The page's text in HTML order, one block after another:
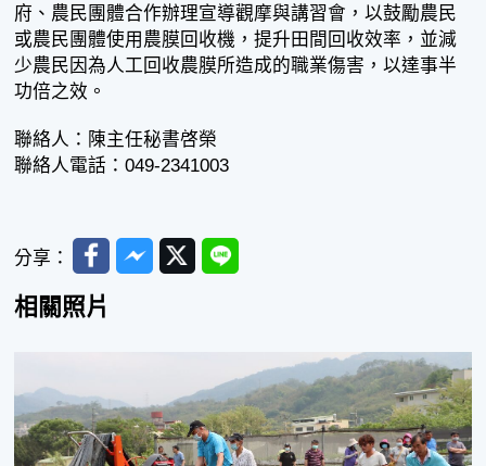
府、農民團體合作辦理宣導觀摩與講習會，以鼓勵農民
或農民團體使用農膜回收機，提升田間回收效率，並減
少農民因為人工回收農膜所造成的職業傷害，以達事半
功倍之效。
聯絡人：陳主任秘書啓榮
聯絡人電話：049-2341003
分享： FacebookMessenger
TwitterLine
相關照片